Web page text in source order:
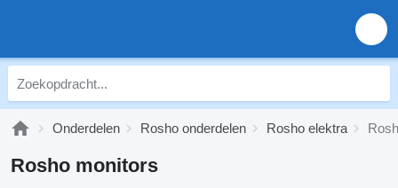
Onderdelen Rosho onderdelen Rosho elektra
Rosho monitors